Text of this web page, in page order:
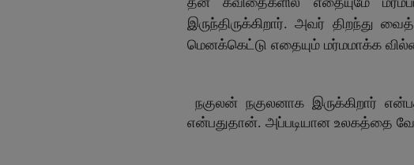
இருந்திருக்கிறார். அவர் திறந்து
மெனக்கெட்டு எதையும் மர்மமாக்க
-
நகுலன் நகுலனாக இருக்கிறார்
என்பதுதான். அப்படியான உலகத்தை
-